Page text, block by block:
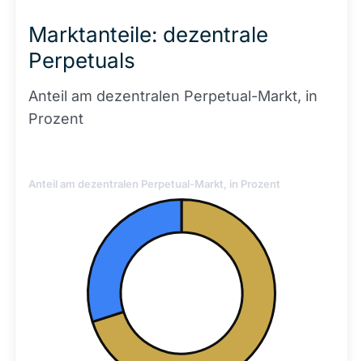
Marktanteile: dezentrale
Perpetuals
Anteil am dezentralen Perpetual-Markt, in
Prozent
Anteil am dezentralen Perpetual-Markt, in Prozent